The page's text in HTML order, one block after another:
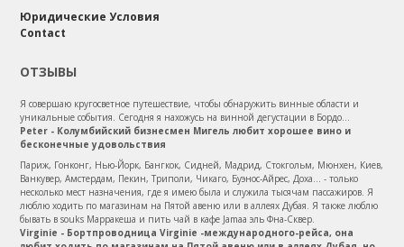
Юридические Условия
Contact
ОТЗЫВЫ
Я совершаю кругосветное путешествие, чтобы обнаружить винные области и
уникальные события. Сегодня я нахожусь на винной дегустации в Бордо...
Peter - Колумбийский бизнесмен Мигель любит хорошее вино и
бесконечные удовольствия
Париж, Гонконг, Нью-Йорк, Бангкок, Сидней, Мадрид, Стокгольм, Мюнхен, Киев,
Ванкувер, Амстердам, Пекин, Триполи, Чикаго, Буэнос-Айрес, Доха... - только
несколько мест назначения, где я имею была и служила тысячам пассажиров. Я
люблю ходить по магазинам на Пятой авеню или в аллеях Дубая. Я также люблю
бывать в souks Марракеша и пить чай в кафе Jamaa эль Фна-Сквер.
Virginie - Бортпроводница Virginie -международного-рейса, она